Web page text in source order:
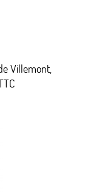
Villemont,